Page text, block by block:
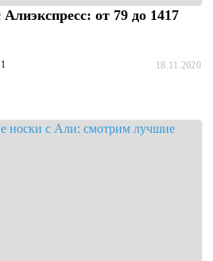
от 79 до 1417
18.11.2020